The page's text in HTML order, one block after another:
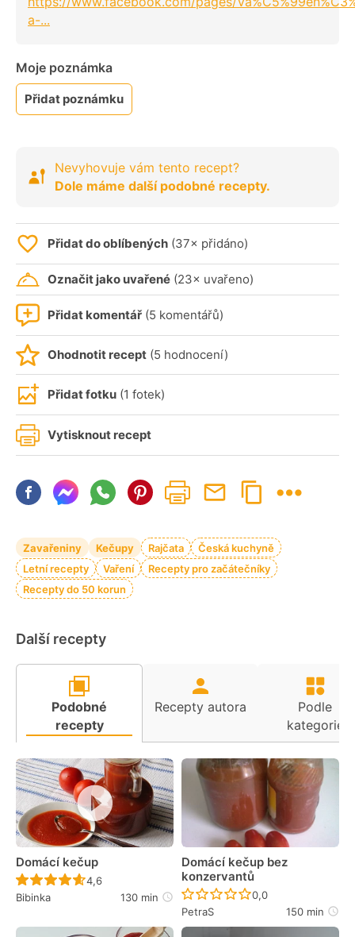
a-...
Moje poznámka
Přidat poznámku
Nevyhovuje vám tento recept?
Dole máme další podobné recepty.
Přidat do oblíbených (37× přidáno)
Označit jako uvařené (23× uvařeno)
Přidat komentář (5 komentářů)
Ohodnotit recept (5 hodnocení)
Přidat fotku (1 fotek)
Vytisknout recept
Zavařeniny Kečupy Rajčata
Česká kuchyně
Letní recepty
Vaření
Recepty pro začátečníky
Recepty do 50 korun
Další recepty
Podobné
recepty
Recepty autora
Podle
kategorie
Domácí kečup
Recept ještě nebyl hodnocen
4,6
Bibinka
130 min
Domácí kečup bez
konzervantů
Recept ještě nebyl
0,0
PetraS
150 min